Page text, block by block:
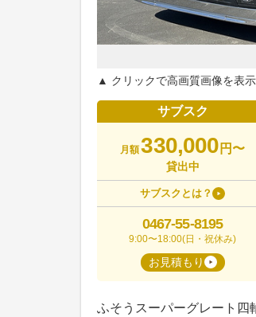
▲ クリックで高画質画像を表示
サブスク
月額330,000 円〜
貸出中
サブスクとは？
0467-55-8195
9:00〜18:00(日・祝休み)
お見積もり
ふそうスーパーグレート四